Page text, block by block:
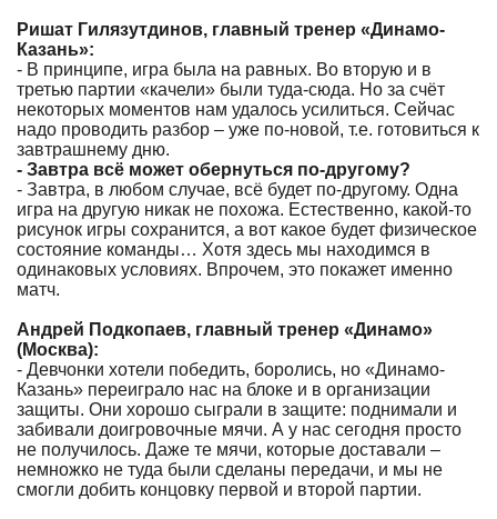
Ришат Гилязутдинов, главный тренер «Динамо-
Казань»:
- В принципе, игра была на равных. Во вторую и в
третью партии «качели» были туда-сюда. Но за счёт
некоторых моментов нам удалось усилиться. Сейчас
надо проводить разбор – уже по-новой, т.е. готовиться к
завтрашнему дню.
- Завтра всё может обернуться по-другому?
- Завтра, в любом случае, всё будет по-другому. Одна
игра на другую никак не похожа. Естественно, какой-то
рисунок игры сохранится, а вот какое будет физическое
состояние команды… Хотя здесь мы находимся в
одинаковых условиях. Впрочем, это покажет именно
матч.
Андрей Подкопаев, главный тренер «Динамо»
(Москва):
- Девчонки хотели победить, боролись, но «Динамо-
Казань» переиграло нас на блоке и в организации
защиты. Они хорошо сыграли в защите: поднимали и
забивали доигровочные мячи. А у нас сегодня просто
не получилось. Даже те мячи, которые доставали –
немножко не туда были сделаны передачи, и мы не
смогли добить концовку первой и второй партии.